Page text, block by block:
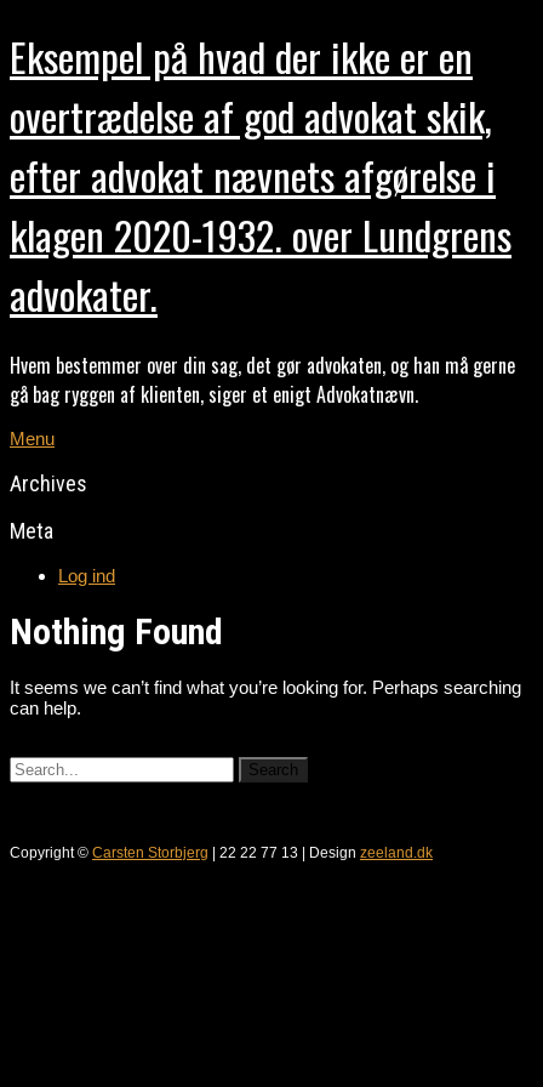
Eksempel på hvad der ikke er en
overtrædelse af god advokat skik,
efter advokat nævnets afgørelse i
klagen 2020-1932. over Lundgrens
advokater.
Hvem bestemmer over din sag, det gør advokaten, og han må gerne
gå bag ryggen af klienten, siger et enigt Advokatnævn.
Menu
Archives
Meta
Log ind
Nothing Found
It seems we can’t find what you’re looking for. Perhaps searching
can help.
Copyright © Carsten Storbjerg | 22 22 77 13 | Design zeeland.dk